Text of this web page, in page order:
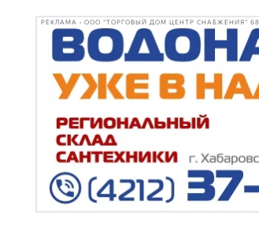
РЕКЛАМА • ООО "ТОРГОВЫЙ ДОМ ЦЕНТР СНАБЖЕНИЯ"